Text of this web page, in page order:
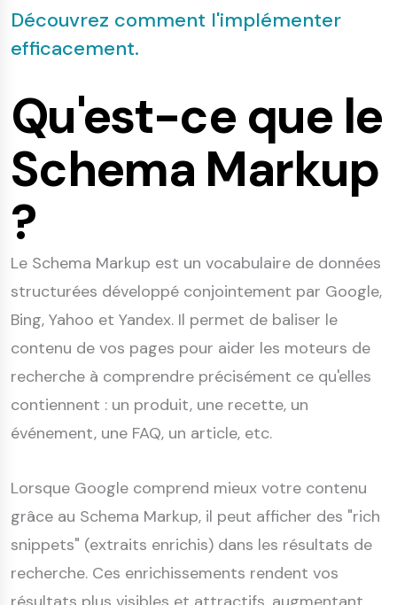
Découvrez comment l'implémenter
efficacement.
Qu'est-ce que le
Schema Markup
?
Le Schema Markup est un vocabulaire de données
structurées développé conjointement par Google,
Bing, Yahoo et Yandex. Il permet de baliser le
contenu de vos pages pour aider les moteurs de
recherche à comprendre précisément ce qu'elles
contiennent : un produit, une recette, un
événement, une FAQ, un article, etc.
Lorsque Google comprend mieux votre contenu
grâce au Schema Markup, il peut afficher des "rich
snippets" (extraits enrichis) dans les résultats de
recherche. Ces enrichissements rendent vos